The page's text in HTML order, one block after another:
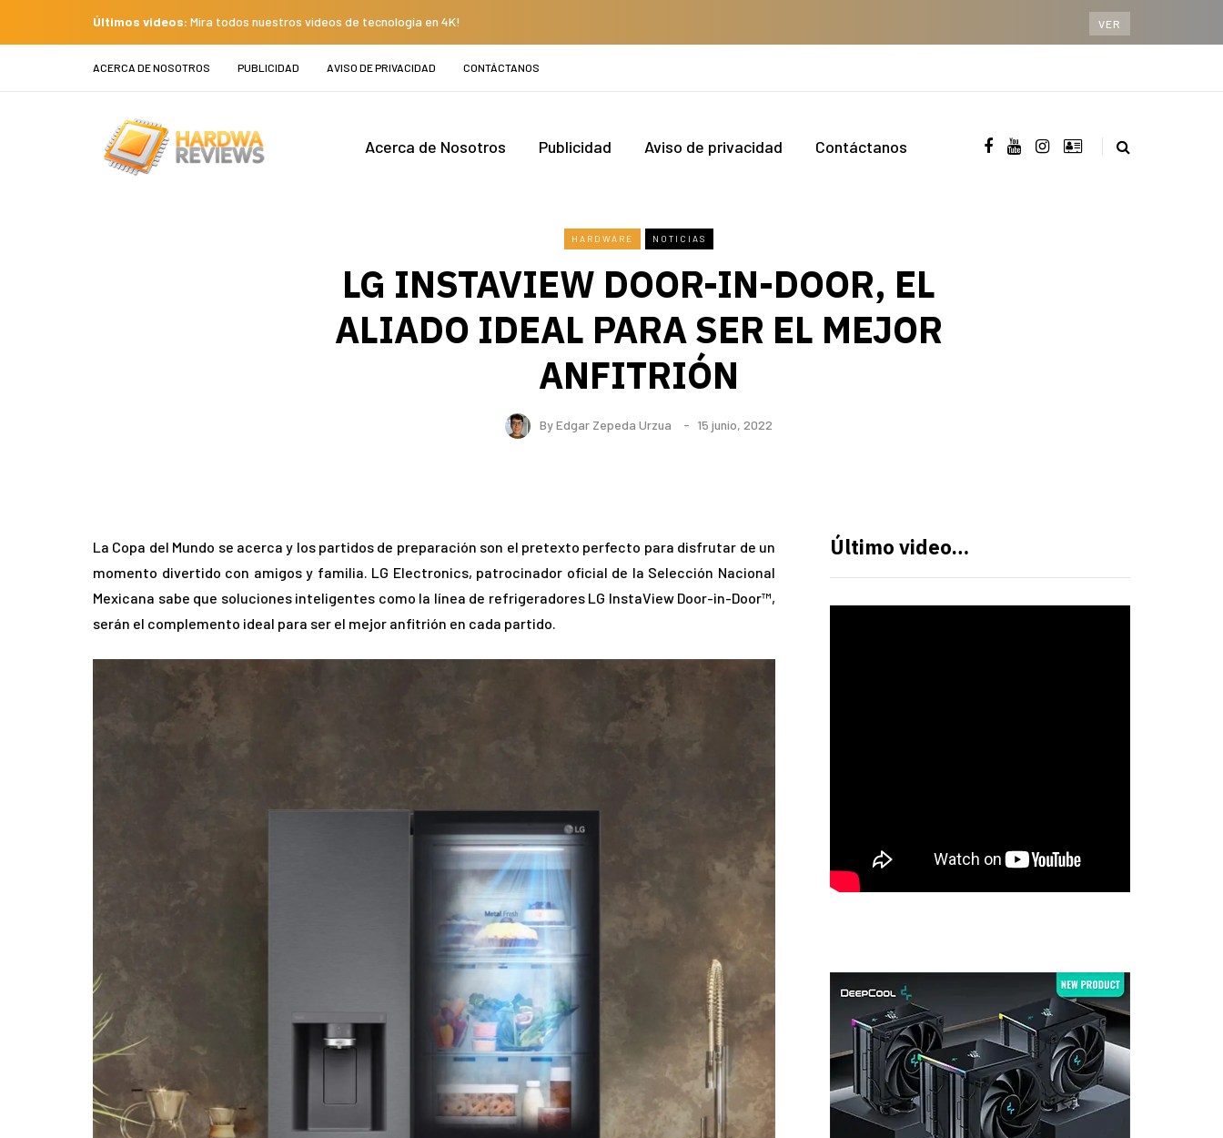
Últimos videos: Mira todos nuestros videos de tecnología en 4K! VER
ACERCA DE NOSOTROS PUBLICIDAD AVISO DE PRIVACIDAD CONTÁCTANOS
Acerca de Nosotros Publicidad Aviso de privacidad Contáctanos
HARDWARE NOTICIAS
LG INSTAVIEW DOOR-IN-DOOR, EL
ALIADO IDEAL PARA SER EL MEJOR
ANFITRIÓN
ByEdgar Zepeda Urzua 15 junio, 2022
La Copa del Mundo se acerca y los partidos de preparación son el pretexto perfecto para disfrutar de un
momento divertido con amigos y familia. LG Electronics, patrocinador oficial de la Selección Nacional
Mexicana sabe que soluciones inteligentes como la línea de refrigeradores LG InstaView Door-in-Door™,
serán el complemento ideal para ser el mejor anfitrión en cada partido.
Último video…